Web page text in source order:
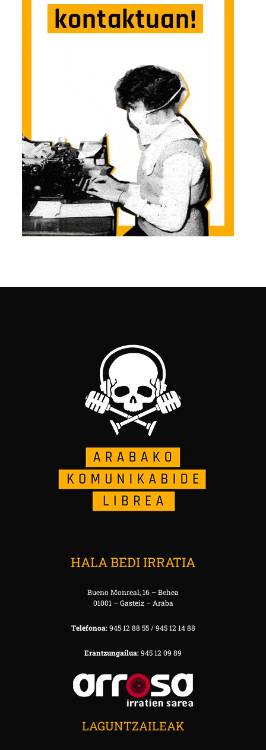
HALA BEDI IRRATIA
Bueno Monreal, 16 – Behea
01001 – Gasteiz – Araba
Telefonoa:945 12 88 55 / 945 12 14 88
Erantzungailua:945 12 09 89
LAGUNTZAILEAK